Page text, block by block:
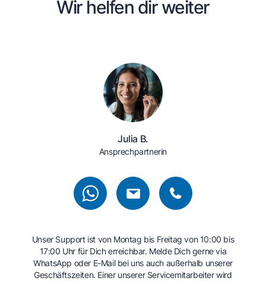
Wir helfen dir weiter
Julia B.
Ansprechpartnerin
Unser Support ist von Montag bis Freitag von 10:00 bis
17:00 Uhr für Dich erreichbar. Melde Dich gerne via
WhatsApp oder E-Mail bei uns auch außerhalb unserer
Geschäftszeiten. Einer unserer Servicemitarbeiter wird